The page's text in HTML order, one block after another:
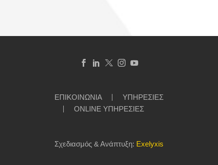
ΕΠΙΚΟΙΝΩΝΙΑ
ΥΠΗΡΕΣΙΕΣ
ONLINE ΥΠΗΡΕΣΙΕΣ
Σχεδιασμός & Ανάπτυξη: Exelyxis